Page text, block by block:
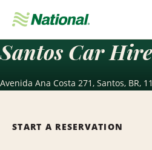
Navigation
Santos Car Hire
Avenida Ana Costa 271, Santos, BR,
START A RESERVATION